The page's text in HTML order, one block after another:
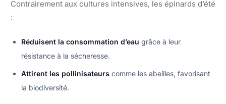
Contrairement aux cultures intensives, les épinards d’été
:
Réduisent la consommation d’eau grâce à leur
résistance à la sécheresse.
Attirent les pollinisateurs comme les abeilles, favorisant
la biodiversité.